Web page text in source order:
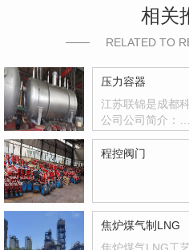
相关
RELATED TO
压力容器
江苏联锦是成都
公司公司简介：…
程控阀门
焦炉煤气制LNG
焦炉煤气LNG工